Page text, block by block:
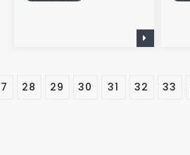
28 29 30 31 32 33